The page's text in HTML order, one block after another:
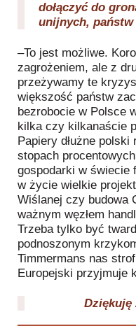
dołączyć do
unijnych,
–To jest możliwe.
zagrożeniem, ale z
przeżywamy te
większość państw
bezrobocie w Polsce
kilka czy kilkanaście
Papiery dłużne
stopach
gospodarki w świecie
w życie wielkie
Wiślanej czy budowa
ważnym węzłem
Trzeba tylko być
podnoszonym
Timmermans nas
Europejski przyjmuje
Dziękuję